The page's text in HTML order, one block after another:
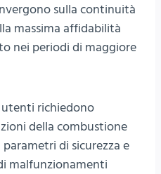
sulla continuità
massima affidabilità
nei periodi di maggiore
richiedono
della combustione
di sicurezza e
malfunzionamenti